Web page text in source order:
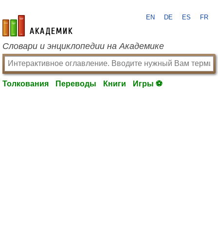
academic.ru
EN DE ES FR
Словари и энциклопедии на Академике
Толкования Переводы Книги Игры ⚽